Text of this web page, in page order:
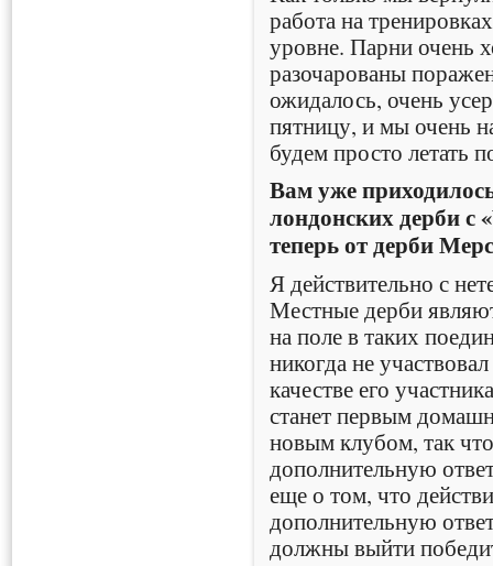
работа на
уровне. Парни очень
разочарованы
ожидалось, очень
пятницу, и мы очень
будем просто летать
Вам уже
лондонских дерби с
теперь от дерби
Я действительно с
Местные дерби
на поле в таких
никогда не
качестве его
станет первым
новым клубом, так
дополнительную
еще о том, что
дополнительную
должны выйти